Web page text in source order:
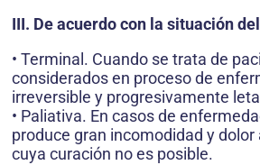
III. De acuerdo con la situación
• Terminal. Cuando se trata de
considerados en proceso de
irreversible y progresivamente
• Paliativa. En casos de
produce gran incomodidad y dolor
cuya curación no es posible.